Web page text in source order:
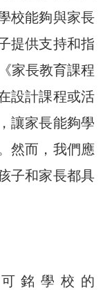
校能夠與家長
提供支持和指
家長教育課程
設計課程或活
讓家長能夠學
然而，我們應
子和家長都具
銘學校的